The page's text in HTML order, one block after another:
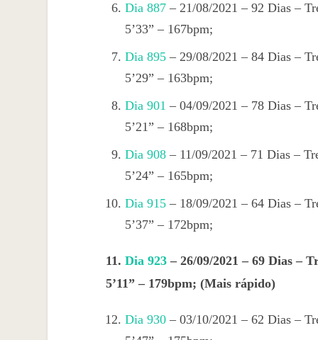
Dia 887– 21/08/2021 – 92 Dias –
5’33” – 167bpm;
Dia 895– 29/08/2021 – 84 Dias –
5’29” – 163bpm;
Dia 901 – 04/09/2021 – 78 Dias –
5’21” – 168bpm;
Dia 908– 11/09/2021 – 71 Dias –
5’24” – 165bpm;
Dia 915– 18/09/2021 – 64 Dias –
5’37” – 172bpm;
11. Dia 923– 26/09/2021 – 69 Dias –
5’11” – 179bpm; (Mais rápido)
Dia 930– 03/10/2021 – 62 Dias –